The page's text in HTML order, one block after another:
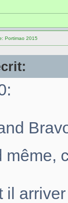
Portimao 2015
même,
il